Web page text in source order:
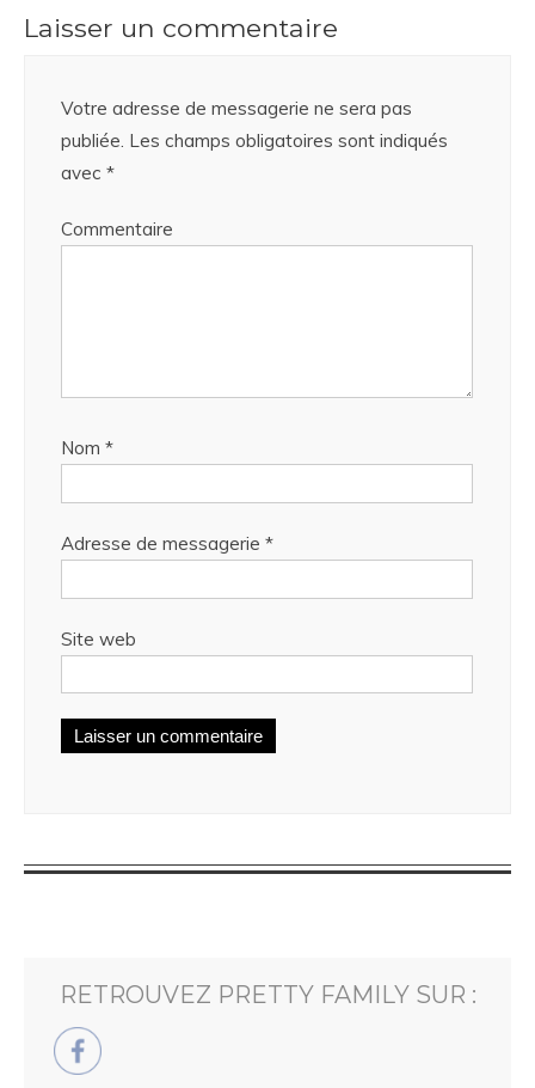
Laisser un commentaire
Votre adresse de messagerie ne sera pas
publiée. Les champs obligatoires sont indiqués
avec *
Commentaire
Nom *
Adresse de messagerie *
Site web
RETROUVEZ PRETTY FAMILY SUR :